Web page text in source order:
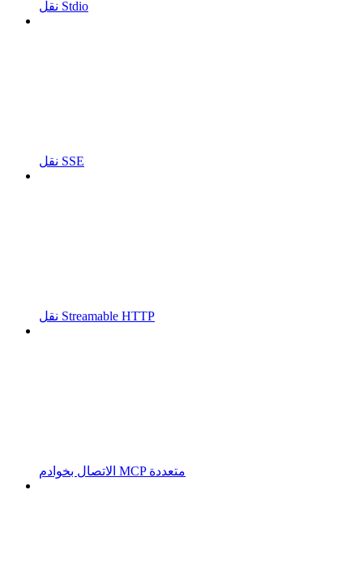
نقل Stdio
نقل SSE
نقل Streamable HTTP
الاتصال بخوادم MCP متعددة